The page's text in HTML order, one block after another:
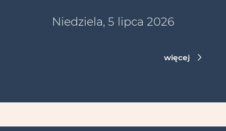
Niedziela, 5 lipca 2026
więcej